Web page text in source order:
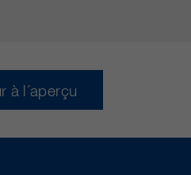
à l´aperçu